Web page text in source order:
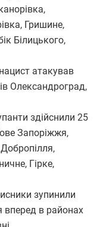
Гришине,
Білицького,
атакував
Олександроград,
здійснили 25
Запоріжжя,
Гірке,
зупинили
вперед в районах